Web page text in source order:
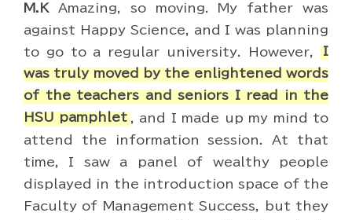
M.KAmazing, so moving. My father was
against Happy Science, and I was planning
to go to a regular university. However,
I
was truly moved by the enlightened words
of the teachers and seniors I read in the
HSU pamphlet , and I made up my mind to
attend the information session. At that
time, I saw a panel of wealthy people
displayed in the introduction space of the
Faculty of Management Success, but they